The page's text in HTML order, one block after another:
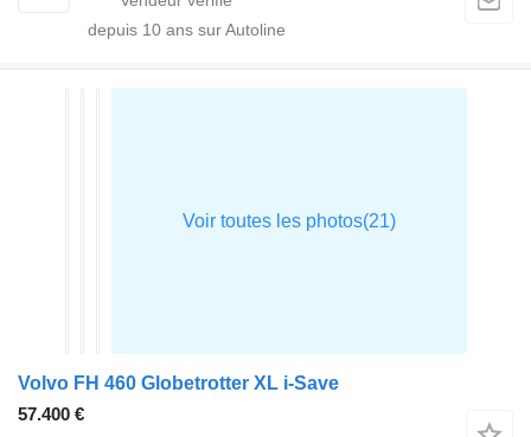
depuis 10 ans sur Autoline
Volvo FH 460 Globetrotter XL i-Save
57.400 €